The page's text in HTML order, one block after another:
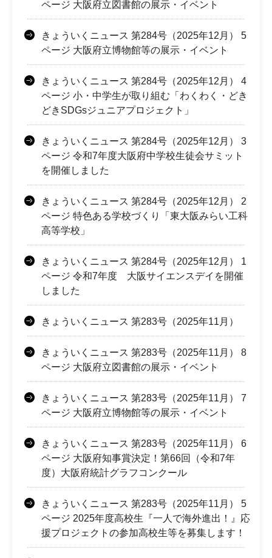
ページ 大阪府立図書館の展示・イベント
きょういくニュース 第284号（2025年12月） 5
ページ 大阪府立博物館等の展示・イベント
きょういくニュース 第284号（2025年12月） 4
ページ 小・中学生が取り組む「わくわく・どき
どきSDGsジュニアプロジェクト」
きょういくニュース 第284号（2025年12月） 3
ページ 令和7年度大阪府中学校生徒会サミット
を開催しました
きょういくニュース 第284号（2025年12月） 2
ページ 特色ある学校づくり「東大阪みらい工科
高等学校」
きょういくニュース 第284号（2025年12月） 1
ページ 令和7年度 大阪サイエンスデイを開催
しました
きょういくニュース 第283号（2025年11月）
きょういくニュース 第283号（2025年11月） 8
ページ 大阪府立図書館の展示・イベント
きょういくニュース 第283号（2025年11月） 7
ページ 大阪府立博物館等の展示・イベント
きょういくニュース 第283号（2025年11月） 6
ページ 大阪府知事賞決定！第66回（令和7年
度）大阪府統計グラフコンクール
きょういくニュース 第283号（2025年11月） 5
ページ 2025年度高校生『一人で海外進出！』応
援プロジェクトの参加高校生等を募集します！